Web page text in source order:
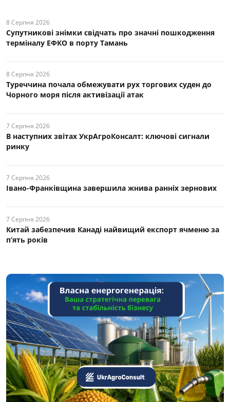
8 Серпня 2026
Супутникові знімки свідчать про значні пошкодження
терміналу ЕФКО в порту Тамань
8 Серпня 2026
Туреччина почала обмежувати рух торгових суден до
Чорного моря після активізації атак
7 Серпня 2026
В наступних звітах УкрАгроКонсалт: ключові cигнали
ринку
7 Серпня 2026
Івано-Франківщина завершила жнива ранніх зернових
7 Серпня 2026
Китай забезпечив Канаді найвищий експорт ячменю за
п’ять років